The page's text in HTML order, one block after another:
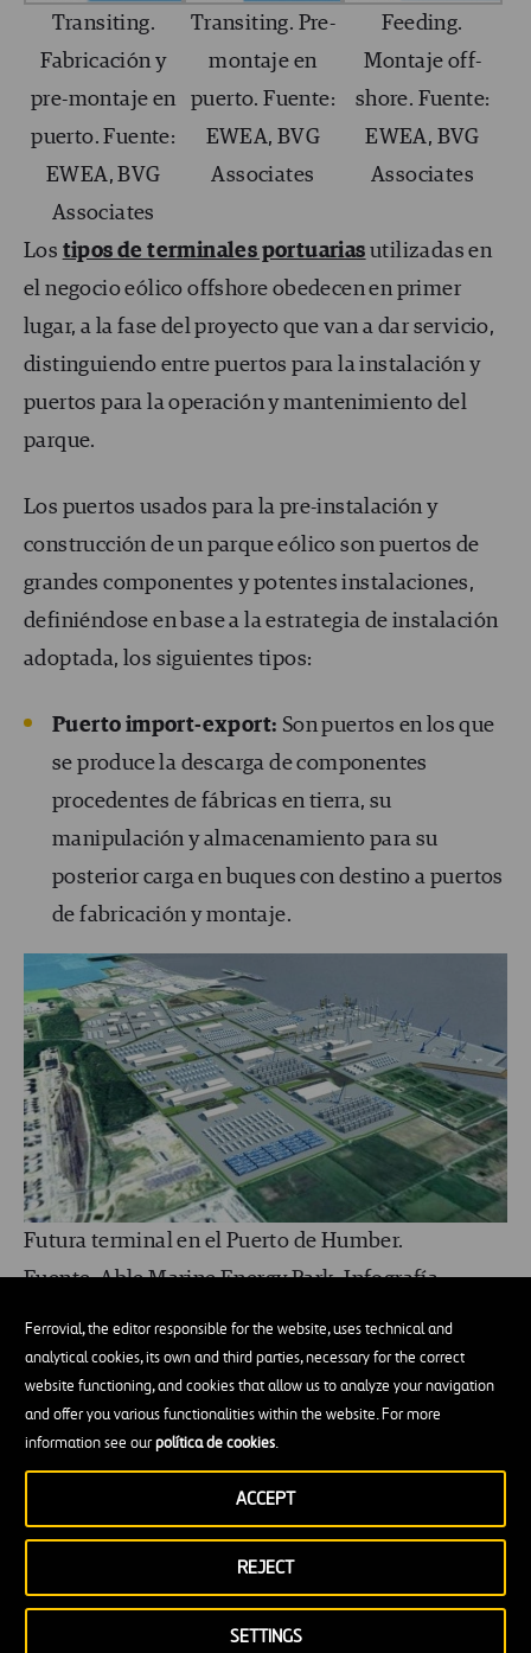
Ferrovial, the editor responsible for the website, uses technical and
analytical cookies, its own and third parties, necessary for the correct
website functioning, and cookies that allow us to analyze your navigation
and offer you various functionalities within the website. For more
information see ourpolítica de cookies.
SETTINGS
REJECT
ACCEPT
Transiting.
Fabricación y
pre-montaje en
puerto. Fuente:
EWEA, BVG
Associates
Transiting. Pre-
montaje en
puerto. Fuente:
EWEA, BVG
Associates
Feeding.
Montaje off-
shore. Fuente:
EWEA, BVG
Associates
Los tipos de terminales portuarias utilizadas en
el negocio eólico offshore obedecen en primer
lugar, a la fase del proyecto que van a dar servicio,
distinguiendo entre puertos para la instalación y
puertos para la operación y mantenimiento del
parque.
Los puertos usados para la pre-instalación y
construcción de un parque eólico son puertos de
grandes componentes y potentes instalaciones,
definiéndose en base a la estrategia de instalación
adoptada, los siguientes tipos:
Puerto import-export: Son puertos en los que
se produce la descarga de componentes
procedentes de fábricas en tierra, su
manipulación y almacenamiento para su
posterior carga en buques con destino a puertos
de fabricación y montaje.
Futura terminal en el Puerto de Humber.
Fuente: Able Marine Energy Park. Infografía
Puerto de fabricación:
Debido al tamaño y
peso de los componentes que conforman un
aerogenerador, lo que hace prácticamente
inviable su transporte por carretera, está
motivando a fabricantes de turbinas y
cimentaciones a establecerse en terminales
portuarias donde albergar sus instalaciones de